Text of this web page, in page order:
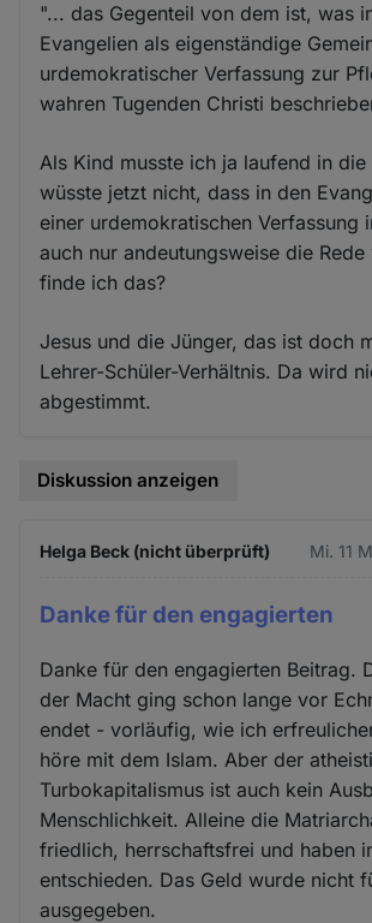
"... das Gegenteil von dem ist, was
Evangelien als eigenständige
urdemokratischer Verfassung zur
wahren Tugenden Christi
Als Kind musste ich ja laufend in
wüsste jetzt nicht, dass in den
einer urdemokratischen Verfassung
auch nur andeutungsweise die Rede
finde ich das?
Jesus und die Jünger, das ist doch
Lehrer-Schüler-Verhältnis. Da wird
abgestimmt.
Diskussion anzeigen
Helga Beck (nicht überprüft) Mi. 11
Danke für den engagierten
Danke für den engagierten Beitrag.
der Macht ging schon lange vor
endet - vorläufig, wie ich
höre mit dem Islam. Aber der
Turbokapitalismus ist auch kein
Menschlichkeit. Alleine die
friedlich, herrschaftsfrei und haben
entschieden. Das Geld wurde nicht
ausgegeben.